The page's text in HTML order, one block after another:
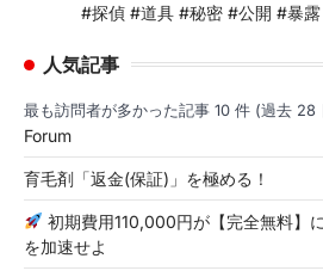
#探偵 #道具 #秘密 #公開 #暴露
人気記事
最も訪問者が多かった記事 10 件 (過去 28
Forum
育毛剤「返金(保証)」を極める！
初期費用110,000円が【完全無料】
を加速せよ